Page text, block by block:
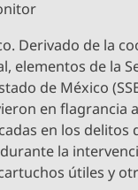
Derivado de la
elementos de la
de México
en flagrancia
en los delitos
la
útiles y